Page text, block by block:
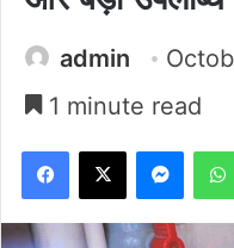
admin
1 minute read
Facebook
X